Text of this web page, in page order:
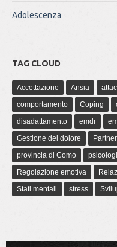
Adolescenza
TAG CLOUD
Accettazione Ansia
comportamento
Coping
disadattamento
emdr
Gestione del dolore
Partner
provincia di Como
Regolazione emotiva
Stati mentali
stress